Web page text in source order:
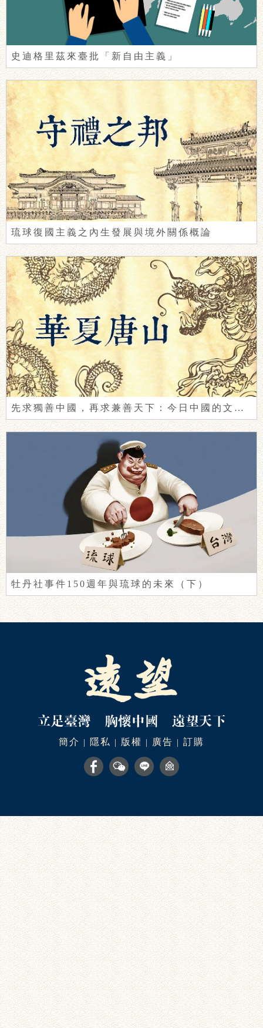
史迪格里茲來臺批「新自由主義」
琉球復國主義之內生發展與境外關係概論
先求獨善中國，再求兼善天下：今日中國的文明自覺
牡丹社事件150週年與琉球的未來（下）
簡介 | 隱私 | 版權 | 廣告 | 訂購